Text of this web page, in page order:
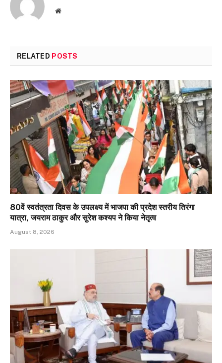
Website
RELATED POSTS
80वें स्वतंत्रता दिवस के उपलक्ष्य में भाजपा की प्रदेश स्तरीय तिरंगा
यात्रा, जयराम ठाकुर और सुरेश कश्यप ने किया नेतृत्व
August 8, 2026